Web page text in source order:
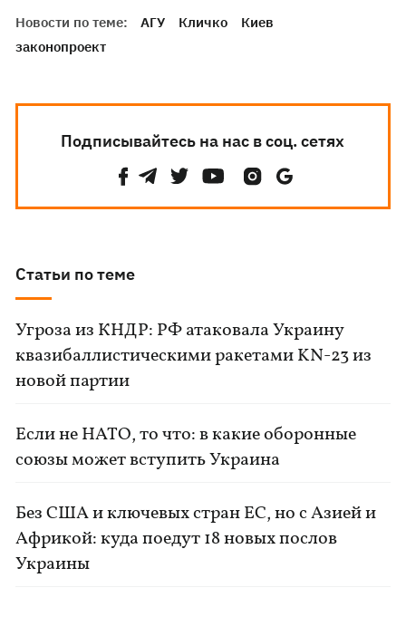
Новости по теме: АГУ Кличко
Киев
законопроект
Подписывайтесь на нас в соц. сетях
Статьи по теме
Угроза из КНДР: РФ атаковала Украину
квазибаллистическими ракетами KN-23 из
новой партии
Если не НАТО, то что: в какие оборонные
союзы может вступить Украина
Без США и ключевых стран ЕС, но с Азией и
Африкой: куда поедут 18 новых послов
Украины